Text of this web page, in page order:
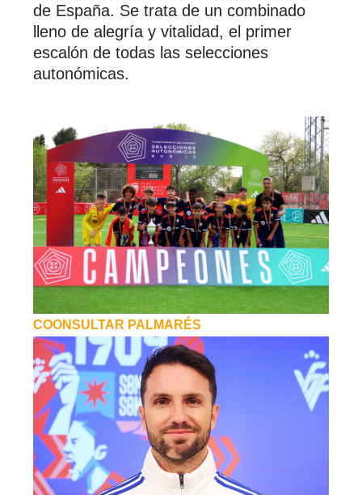
de España. Se trata de un combinado
lleno de alegría y vitalidad, el primer
escalón de todas las selecciones
autonómicas.
COONSULTAR PALMARÉS